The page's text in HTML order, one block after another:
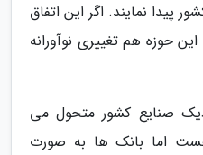
پیدا نمایند. اگر این اتفاق
حوزه هم تغییری نوآورانه
صنایع کشور متحول می
هست اما بانک ها به صورت